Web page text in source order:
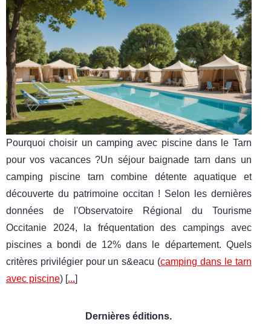
Pourquoi choisir un camping avec piscine dans le Tarn
pour vos vacances ?Un séjour baignade tarn dans un
camping piscine tarn combine détente aquatique et
découverte du patrimoine occitan ! Selon les dernières
données de l'Observatoire Régional du Tourisme
Occitanie 2024, la fréquentation des campings avec
piscines a bondi de 12% dans le département. Quels
critères privilégier pour un s&eacu (camping dans le tarn
avec piscine) [...]
Dernières éditions.